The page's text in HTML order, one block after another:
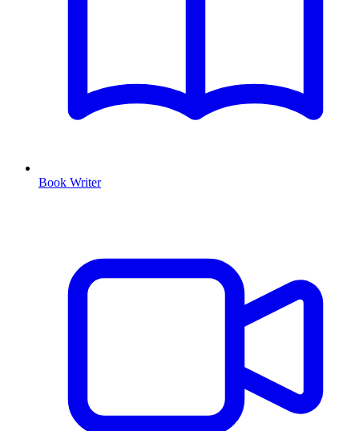
Book Writer